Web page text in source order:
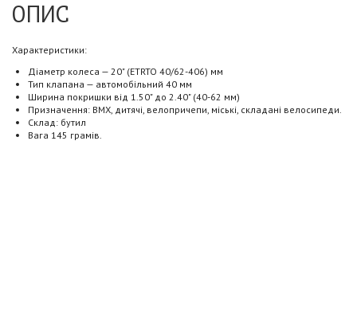
ОПИС
Характеристики:
Діаметр колеса — 20" (ETRTO 40/62-406) мм
Тип клапана — автомобільний 40 мм
Ширина покришки від 1.50" до 2.40" (40-62 мм)
Призначення: BMX, дитячі, велопричепи, міські, складані велосипеди.
Склад: бутил
Вага 145 грамів.